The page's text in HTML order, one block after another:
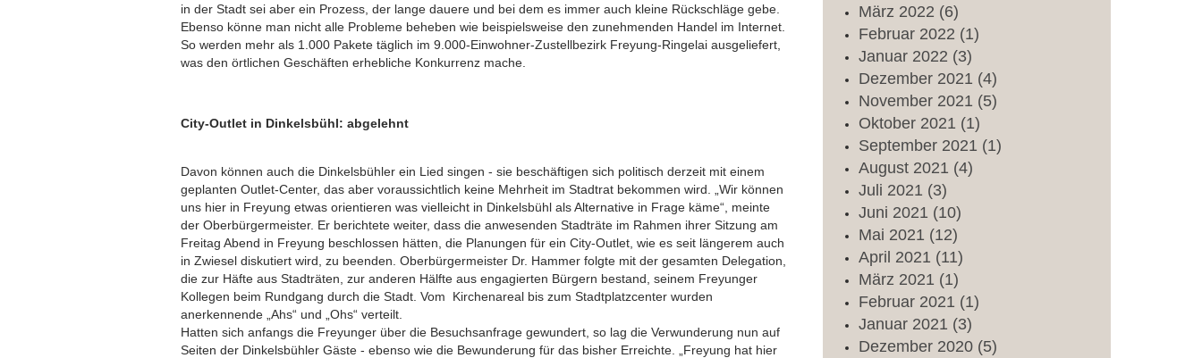
in der Stadt sei aber ein Prozess, der lange dauere und bei dem es immer auch kleine Rückschläge gebe.
Ebenso könne man nicht alle Probleme beheben wie beispielsweise den zunehmenden Handel im Internet.
So werden mehr als 1.000 Pakete täglich im 9.000-Einwohner-Zustellbezirk Freyung-Ringelai ausgeliefert,
was den örtlichen Geschäften erhebliche Konkurrenz mache.
City-Outlet in Dinkelsbühl: abgelehnt
Davon können auch die Dinkelsbühler ein Lied singen - sie beschäftigen sich politisch derzeit mit einem
geplanten Outlet-Center, das aber voraussichtlich keine Mehrheit im Stadtrat bekommen wird. „Wir können
uns hier in Freyung etwas orientieren was vielleicht in Dinkelsbühl als Alternative in Frage käme“, meinte
der Oberbürgermeister. Er berichtete weiter, dass die anwesenden Stadträte im Rahmen ihrer Sitzung am
Freitag Abend in Freyung beschlossen hätten, die Planungen für ein City-Outlet, wie es seit längerem auch
in Zwiesel diskutiert wird, zu beenden. Oberbürgermeister Dr. Hammer folgte mit der gesamten Delegation,
die zur Häfte aus Stadträten, zur anderen Hälfte aus engagierten Bürgern bestand, seinem Freyunger
Kollegen beim Rundgang durch die Stadt. Vom Kirchenareal bis zum Stadtplatzcenter wurden
anerkennende „Ahs“ und „Ohs“ verteilt.
Hatten sich anfangs die Freyunger über die Besuchsanfrage gewundert, so lag die Verwunderung nun auf
Seiten der Dinkelsbühler Gäste - ebenso wie die Bewunderung für das bisher Erreichte. „Freyung hat hier
März 2022 (6)
Februar 2022 (1)
Januar 2022 (3)
Dezember 2021 (4)
November 2021 (5)
Oktober 2021 (1)
September 2021 (1)
August 2021 (4)
Juli 2021 (3)
Juni 2021 (10)
Mai 2021 (12)
April 2021 (11)
März 2021 (1)
Februar 2021 (1)
Januar 2021 (3)
Dezember 2020 (5)